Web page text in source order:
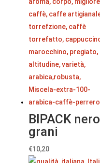
BIPACK nero
grani
€10,20